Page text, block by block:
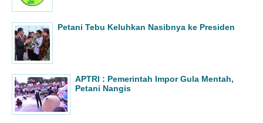
Petani Tebu Keluhkan Nasibnya ke Presiden
APTRI : Pemerintah Impor Gula Mentah,
Petani Nangis